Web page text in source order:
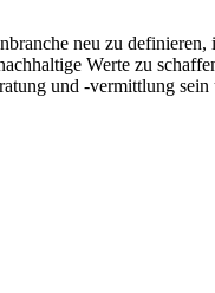
neu zu
Werte zu
und -vermittlung